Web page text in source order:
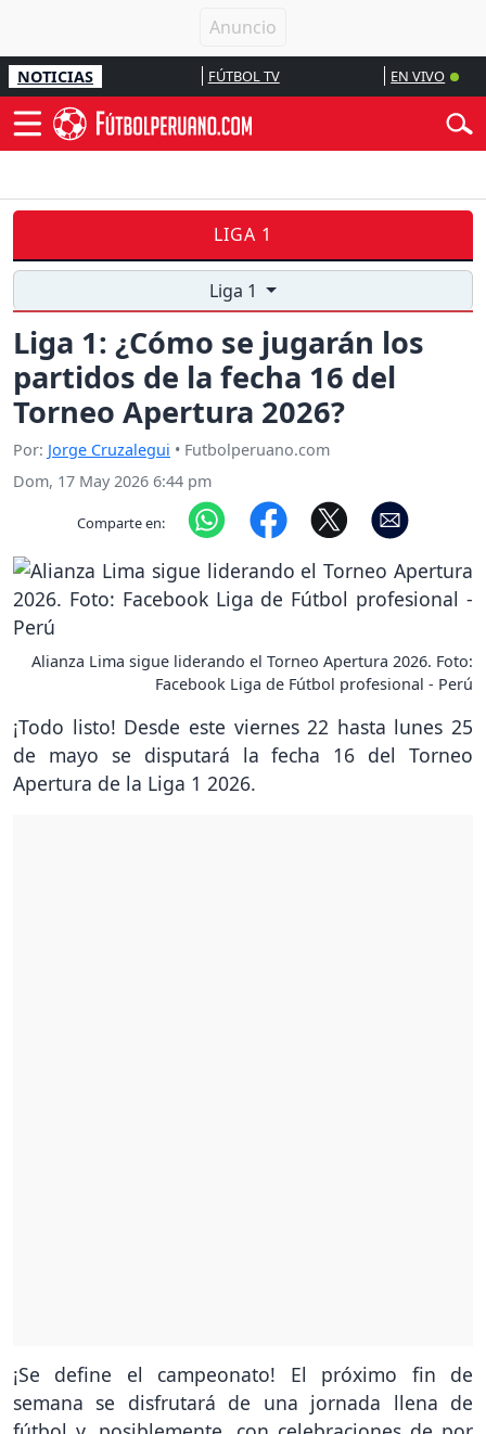
NOTICIAS FÚTBOL TV EN VIVO
LIGA 1
Liga 1
Liga 1: ¿Cómo se jugarán los
partidos de la fecha 16 del
Torneo Apertura 2026?
Por: Jorge Cruzalegui • Futbolperuano.com
Dom, 17 May 2026 6:44 pm
Comparte en:
Alianza Lima sigue liderando el Torneo Apertura 2026. Foto:
Facebook Liga de Fútbol profesional - Perú
¡Todo listo! Desde este viernes 22 hasta lunes 25
de mayo se disputará la fecha 16 del Torneo
Apertura de la Liga 1 2026.
¡Se define el campeonato! El próximo fin de
semana se disfrutará de una jornada llena de